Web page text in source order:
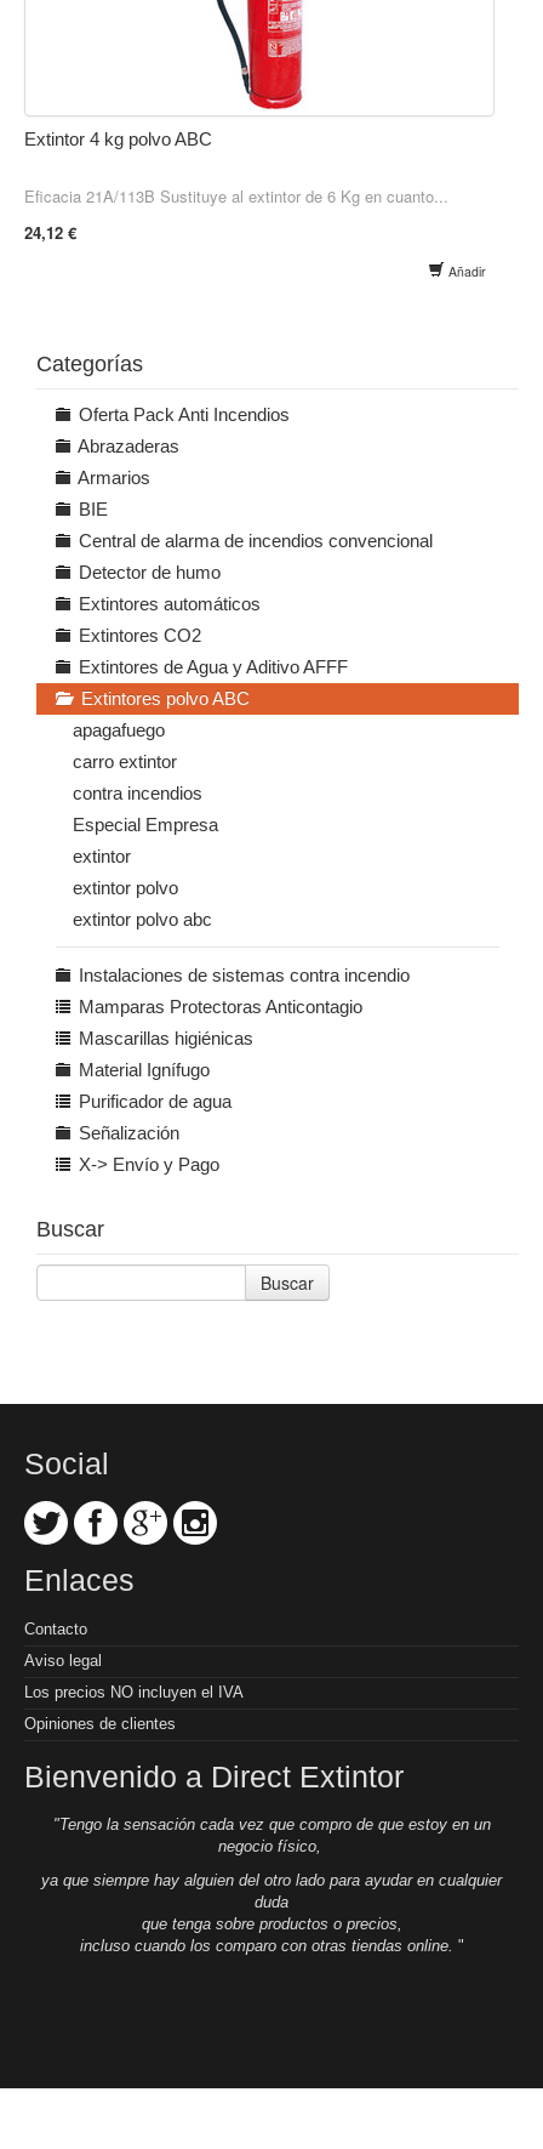
Extintor 4 kg polvo ABC
Eficacia 21A/113B Sustituye al extintor de 6 Kg en cuanto...
24,12 €
Añadir
Categorías
Oferta Pack Anti Incendios
Abrazaderas
Armarios
BIE
Central de alarma de incendios convencional
Detector de humo
Extintores automáticos
Extintores CO2
Extintores de Agua y Aditivo AFFF
Extintores polvo ABC
apagafuego
carro extintor
contra incendios
Especial Empresa
extintor
extintor polvo
extintor polvo abc
Instalaciones de sistemas contra incendio
Mamparas Protectoras Anticontagio
Mascarillas higiénicas
Material Ignífugo
Purificador de agua
Señalización
X-> Envío y Pago
Buscar
Buscar
Social
Enlaces
Contacto
Aviso legal
Los precios NO incluyen el IVA
Opiniones de clientes
Bienvenido a Direct Extintor
"Tengo la sensación cada vez que compro de que estoy en un
negocio físico,
ya que siempre hay alguien del otro lado para ayudar en cualquier
duda
que tenga sobre productos o precios,
incluso cuando los comparo con otras tiendas online. "